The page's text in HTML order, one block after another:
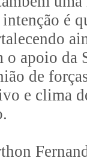
é
apoio da
de
clima de